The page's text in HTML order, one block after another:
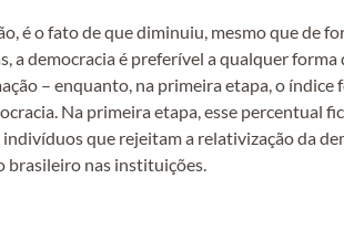
é o fato de que diminuiu, mesmo que de
democracia é preferível a qualquer forma
– enquanto, na primeira etapa, o índice
Na primeira etapa, esse percentual
que rejeitam a relativização da
brasileiro nas instituições.